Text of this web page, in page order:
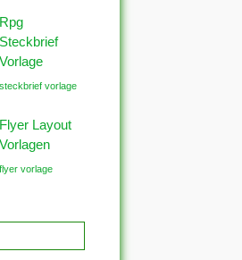
Rpg
Steckbrief
Vorlage
steckbrief vorlage
Flyer Layout
Vorlagen
flyer vorlage